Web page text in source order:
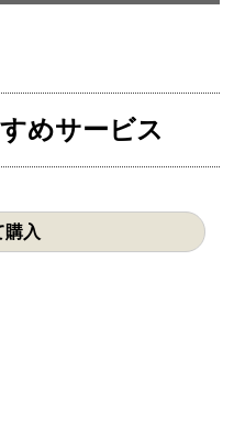
めサービス
購入